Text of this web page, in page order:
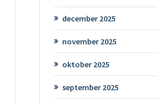
december 2025
november 2025
oktober 2025
september 2025